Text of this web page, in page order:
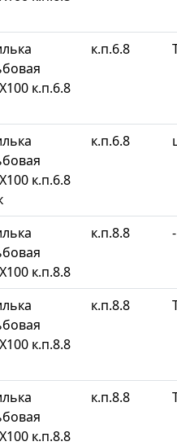
к.п.6.8
к.п.6.8
к.п.6.8
к.п.6.8
к.п.8.8
к.п.8.8 -
к.п.8.8
к.п.8.8
к.п.8.8
к.п.8.8